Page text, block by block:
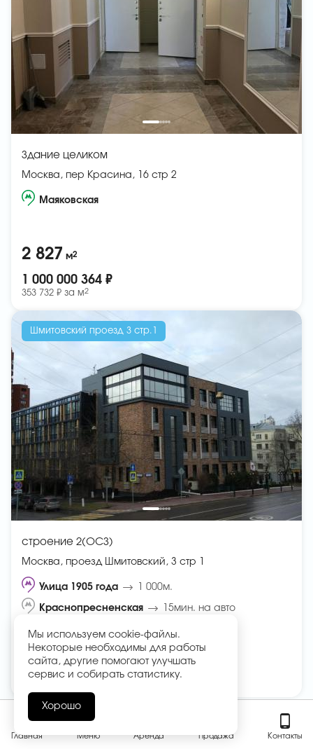
Здание целиком
Москва, пер Красина, 16 стр 2
Маяковская
2 827 м2
1 000 000 364 ₽
353 732 ₽ за м2
Шмитовский проезд 3 стр.1
строение 2(ОСЗ)
Москва, проезд Шмитовский, 3 стр 1
Улица 1905 года 1 000м.
Краснопресненская 15мин. на авто
от 596 до4 626 м
210 604 348 ₽
от353 363 ₽ зам2
1 3 4 6 8 9
Главная Меню Аренда Продажа Контакты
Мы используем cookie-файлы.
Некоторые необходимы для работы
сайта, другие помогают улучшать
сервис и собирать статистику.
Хорошо